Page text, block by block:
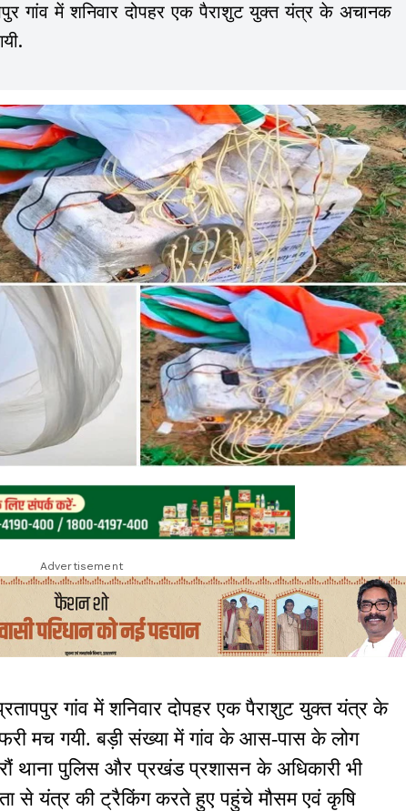
गांव में शनिवार दोपहर एक पैराशुट युक्त यंत्र के अचानक
Advertisement
गांव में शनिवार दोपहर एक पैराशुट युक्त यंत्र के
मच गयी. बड़ी संख्या में गांव के आस-पास के लोग
थाना पुलिस और प्रखंड प्रशासन के अधिकारी भी
से यंत्र की ट्रैकिंग करते हुए पहुंचे मौसम एवं कृषि